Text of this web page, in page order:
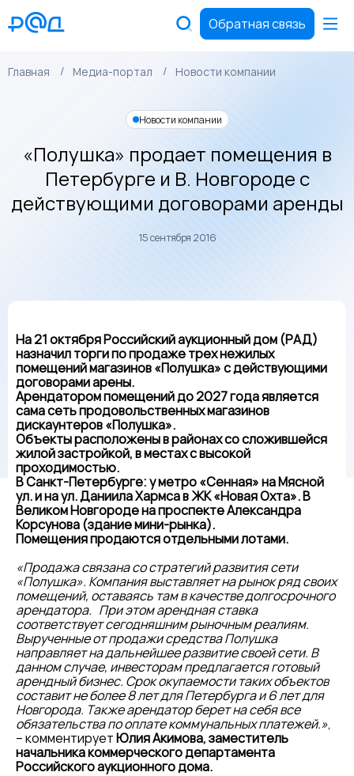
Обратная связь
Главная Медиа-портал Новости компании
Новости компании
«Полушка» продает помещения в
Петербурге и В. Новгороде с
действующими договорами аренды
15 сентября 2016
На 21 октября Российский аукционный дом (РАД)
назначил торги по продаже трех нежилых
помещений магазинов «Полушка» с действующими
договорами арены.
Арендатором помещений до 2027 года является
сама сеть продовольственных магазинов
дискаунтеров «Полушка».
Объекты расположены в районах со сложившейся
жилой застройкой, в местах с высокой
проходимостью.
В Санкт-Петербурге: у метро «Сенная» на Мясной
ул. и на ул. Даниила Хармса в ЖК «Новая Охта». В
Великом Новгороде на проспекте Александра
Корсунова (здание мини-рынка).
Помещения продаются отдельными лотами.
«Продажа связана со стратегий развития сети
«Полушка». Компания выставляет на рынок ряд своих
помещений, оставаясь там в качестве долгосрочного
арендатора. При этом арендная ставка
соответствует сегодняшним рыночным реалиям.
Вырученные от продажи средства Полушка
направляет на дальнейшее развитие своей сети. В
данном случае, инвесторам предлагается готовый
арендный бизнес. Срок окупаемости таких объектов
составит не более 8 лет для Петербурга и 6 лет для
Новгорода. Также арендатор берет на себя все
обязательства по оплате коммунальных платежей.»,
– комментируетЮлия Акимова, заместитель
начальника коммерческого департамента
Российского аукционного дома.